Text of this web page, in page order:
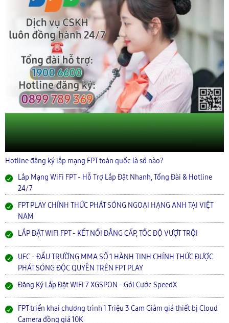
Hotline đăng ký lắp mạng FPT toàn quốc là số nào?
Lắp Mạng WiFi FPT - Hỗ Trợ Lắp Đặt Nhanh, Tổng Đài & Hotline
24/7
FPT PLAY CHÍNH THỨC PHÁT SÓNG NGOẠI HẠNG ANH TẠI VIỆT
NAM
LẮP ĐẶT WIFI FPT - KẾT NỐI ĐẲNG CẤP, TỐC ĐỘ VƯỢT TRỘI
UFC - ĐẤU TRƯỜNG MMA SỐ 1 HÀNH TINH CHÍNH THỨC ĐƯỢC
PHÁT SÓNG ĐỘC QUYỀN TRÊN FPT PLAY
Đăng Ký Lắp Đặt WiFi 7 XGSPON - Gói Cước SpeedX
FPT triển khai chương trình 1 Triệu 3 Cam Giảm giá thiết bị Cloud
Camera đồng giá 10K